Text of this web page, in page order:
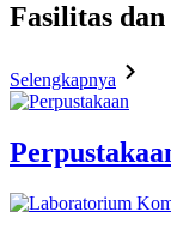
Fasilitas
Selengkapnya